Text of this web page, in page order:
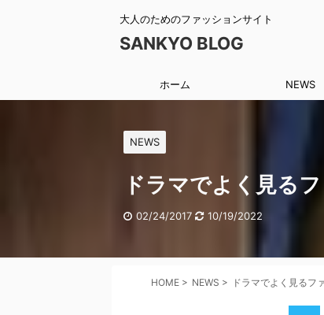
大人のためのファッションサイト
SANKYO BLOG
ホーム NEWS
NEWS
ドラマでよく見る
02/24/2017 10/19/2022
HOME > NEWS > ドラマでよく見るフ